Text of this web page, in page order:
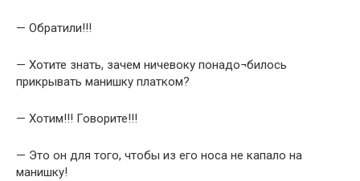
— Обратили!!!
— Хотите знать, зачем ничевоку понадо¬билось
прикрывать манишку платком?
— Хотим!!! Говорите!!!
— Это он для того, чтобы из его носа не капало на
манишку!